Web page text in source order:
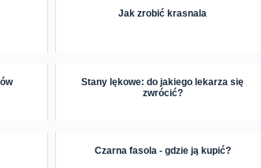
Jak zrobić krasnala
Stany lękowe: do jakiego lekarza się
zwrócić?
Czarna fasola - gdzie ją kupić?